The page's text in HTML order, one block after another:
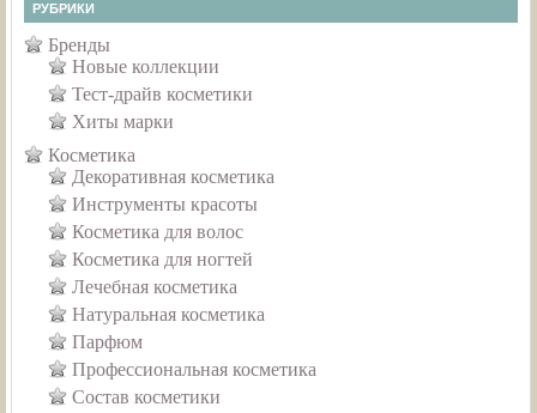
РУБРИКИ
Бренды
Новые коллекции
Тест-драйв косметики
Хиты марки
Косметика
Декоративная косметика
Инструменты красоты
Косметика для волос
Косметика для ногтей
Лечебная косметика
Натуральная косметика
Парфюм
Профессиональная косметика
Состав косметики